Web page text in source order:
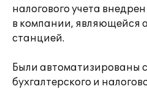
налогового учета
в компании, являющейся
станцией.
Были автоматизированы
бухгалтерского и